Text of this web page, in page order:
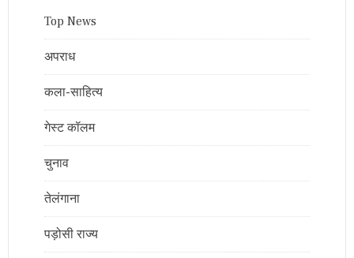
Top News
अपराध
कला-साहित्य
गेस्ट कॉलम
चुनाव
तेलंगाना
पड़ोसी राज्य